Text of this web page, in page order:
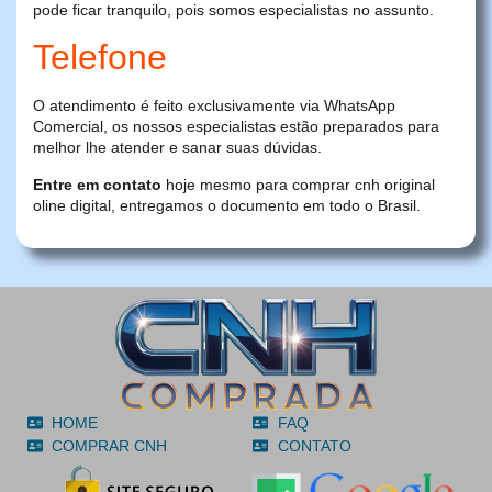
pode ficar tranquilo, pois somos especialistas no assunto.
Telefone
O atendimento é feito exclusivamente via WhatsApp
Comercial, os nossos especialistas estão preparados para
melhor lhe atender e sanar suas dúvidas.
Entre em contato hoje mesmo para comprar cnh original
oline digital, entregamos o documento em todo o Brasil.
HOME
COMPRAR CNH
FAQ
CONTATO